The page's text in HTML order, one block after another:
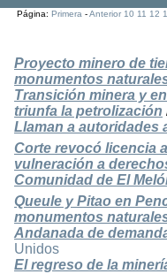
Página:Primera -Anterior 10 11 12
Proyecto minero de
monumentos
Transición minera y
triunfa la petrolización
Llaman a autoridades
Corte revocó licencia
vulneración a
Comunidad de El
Queule y Pitao en
monumentos
Andanada de
Unidos
El regreso de la